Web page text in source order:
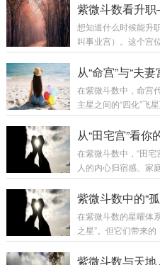
紫微斗数看升
想知道什么时候能升
叫事业宫）。这个宫
有“紫微”、“天府”、“
有领导欲和事业格局
迁。但看升职，不能
引动。比如：化禄飞
信号！代表权力在握
在紫微斗数中，命宫
主星之间的“四化”飞
流向、以及双方互动
科、化忌）是动态能
1. 命宫化禄入夫妻宫
益）给予对方。心理
系影响：婚姻给我带
从“田宅宫”看你
在紫微斗数中，“田
人的内心归宿感、家
此宫位的星曜组合，
器”。田宅宫是藏气之
在质量、稳定度和物
示：1. 吉星云集（如
在紫微斗数的星曜体
之星”。但它们带来
性，会发现它们赋予
孤辰、寡宿通常成对